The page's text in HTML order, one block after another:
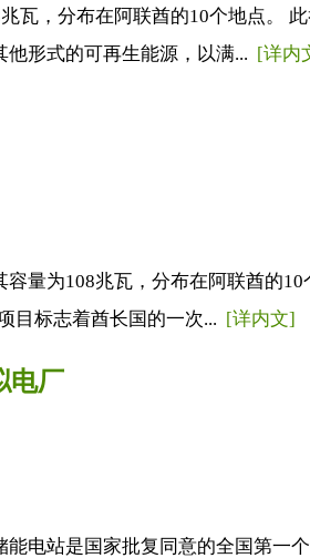
瓦，分布在阿联酋的10个地点。
形式的可再生能源，以满... [详内
量为108兆瓦，分布在阿联酋的
目标志着酋长国的一次... [详内文]
电厂
电站是国家批复同意的全国第一